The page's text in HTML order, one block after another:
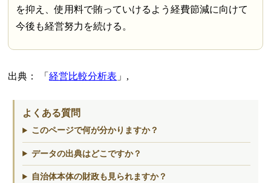
を抑え、使用料で賄っていけるよう経費節減に向けて
今後も経営努力を続ける。
出典： 経営比較分析表 ,
よくある質問
このページで何が分かりますか？
データの出典はどこですか？
自治体本体の財政も見られますか？